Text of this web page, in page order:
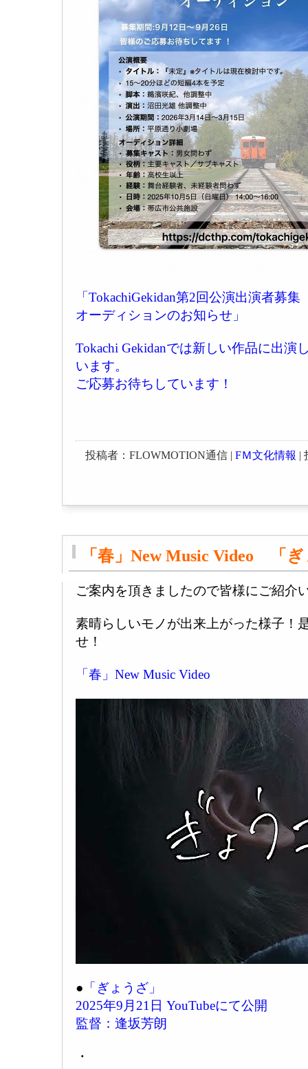
「TokachiGekidan第2回公演出演者募集
オーディションのお知らせ」
Tokachi Gekidanでは新しい作品に出演
います。
ご応募お待ちしています！
投稿者：FLOWMOTION通信 | FＭ文化情報 |
「春」New Music Video 「
ご案内を頂きましたので皆様にご紹介
素晴らしいモノが出来上がった様子！
せ！
「春」New Music Video
● 「ぎょうざ」
2025年9月21日 YouTubeにて公開
監督：逢坂芳朗
・